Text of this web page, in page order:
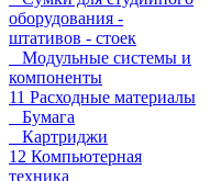
оборудования -
штативов - стоек
Модульные системы и
компоненты
11 Расходные материалы
Бумага
Картриджи
12 Компьютерная
техника